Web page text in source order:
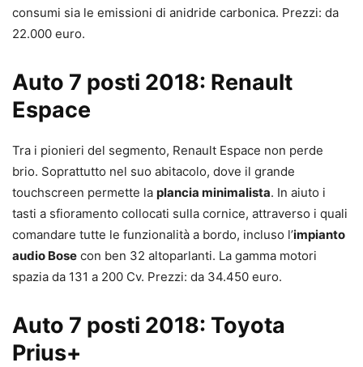
consumi sia le emissioni di anidride carbonica. Prezzi: da
22.000 euro.
Auto 7 posti 2018: Renault
Espace
Tra i pionieri del segmento, Renault Espace non perde
brio. Soprattutto nel suo abitacolo, dove il grande
touchscreen permette la plancia minimalista. In aiuto i
tasti a sfioramento collocati sulla cornice, attraverso i quali
comandare tutte le funzionalità a bordo, incluso l’impianto
audio Bose con ben 32 altoparlanti. La gamma motori
spazia da 131 a 200 Cv. Prezzi: da 34.450 euro.
Auto 7 posti 2018: Toyota
Prius+